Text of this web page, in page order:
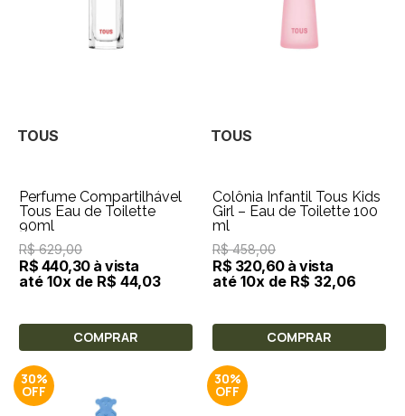
TOUS
Perfume Compartilhável
Tous Eau de Toilette
90ml
R$ 629,00
R$ 440,30 à vista
até 10x de R$ 44,03
COMPRAR
TOUS
Colônia Infantil Tous Kids
Girl – Eau de Toilette 100
ml
R$ 458,00
R$ 320,60 à vista
até 10x de R$ 32,06
COMPRAR
30% 30%